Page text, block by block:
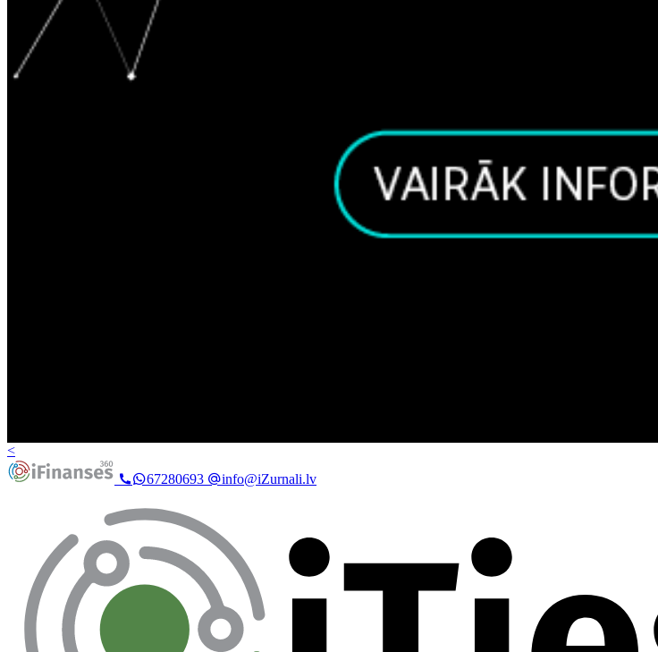
<
67280693
info@iZurnali.lv